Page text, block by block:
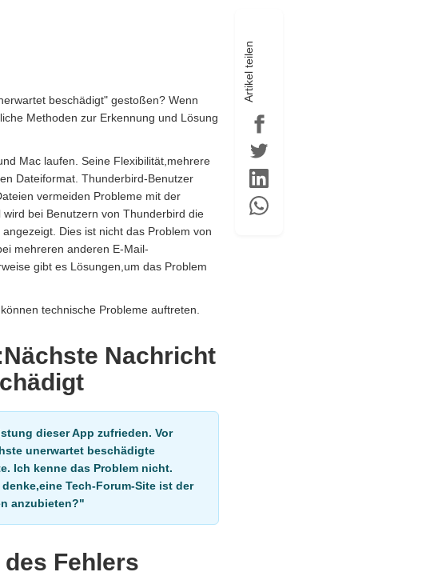
beschädigt" gestoßen? Wenn
Methoden zur Erkennung und Lösung
Mac laufen. Seine Flexibilität,mehrere
Dateiformat. Thunderbird-Benutzer
vermeiden Probleme mit der
bei Benutzern von Thunderbird die
angezeigt. Dies ist nicht das Problem von
mehreren anderen E-Mail-
gibt es Lösungen,um das Problem
technische Probleme auftreten.
Nachricht
dieser App zufrieden. Vor
unerwartet beschädigte
Ich kenne das Problem nicht.
Tech-Forum-Site ist der
anzubieten?"
Fehlers
Artikel teilen